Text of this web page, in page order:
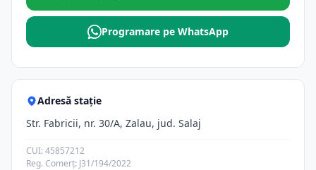
Programare pe WhatsApp
Adresă stație
Str. Fabricii, nr. 30/A, Zalau, jud. Salaj
CUI: 45857212
Reg. Comerț: J31/194/2022